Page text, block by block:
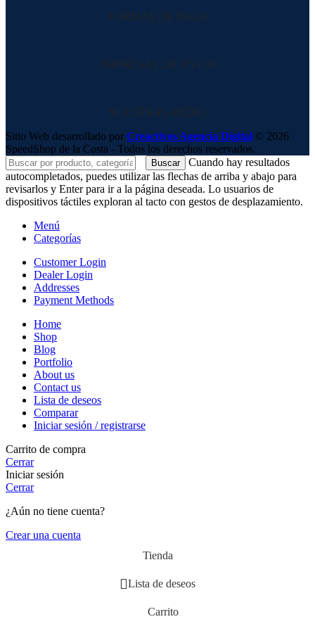
FORMAS DE PAGO
EMPRESAS DE ENVIO
NUESTRAS REDES
Sitio Web desarrollado por Creactivos Agencia Digital © 2026
SpeedShop de la Costa - Todos los derechos reservados.
Buscar
Cuando hay resultados
autocompletados, puedes utilizar las flechas de arriba y abajo para
revisarlos y Enter para ir a la página deseada. Lo usuarios de
dispositivos táctiles exploran al tacto con gestos de desplazamiento.
Menú
Categorías
Customer Login
Dealer Login
Addresses
Payment Methods
Home
Shop
Blog
Portfolio
About us
Contact us
Lista de deseos
Comparar
Iniciar sesión / registrarse
Carrito de compra
Cerrar
Iniciar sesión
Cerrar
¿Aún no tiene cuenta?
Crear una cuenta
Tienda
Lista de deseos
Carrito